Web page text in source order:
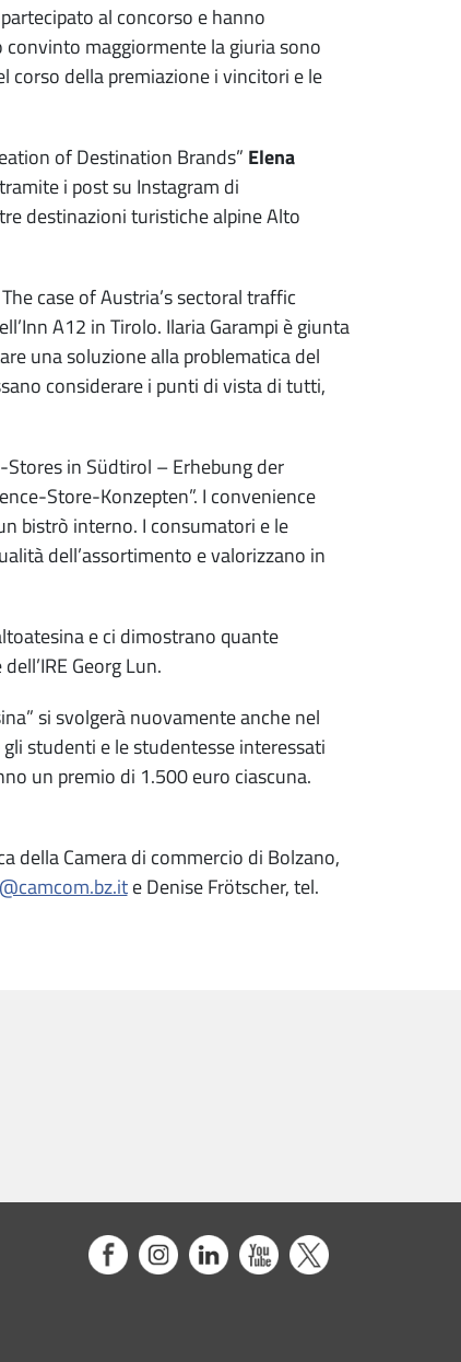
al concorso e hanno
maggiormente la giuria sono
corso della premiazione i vincitori e le
of Destination Brands” Elena
i post su Instagram di
destinazioni turistiche alpine Alto
case of Austria’s sectoral traffic
A12 in Tirolo. Ilaria Garampi è giunta
una soluzione alla problematica del
considerare i punti di vista di tutti,
in Südtirol – Erhebung der
Store-Konzepten”. I convenience
bistrò interno. I consumatori e le
dell’assortimento e valorizzano in
e ci dimostrano quante
Georg Lun.
si svolgerà nuovamente anche nel
studenti e le studentesse interessati
un premio di 1.500 euro ciascuna.
della Camera di commercio di Bolzano,
e Denise Frötscher, tel.